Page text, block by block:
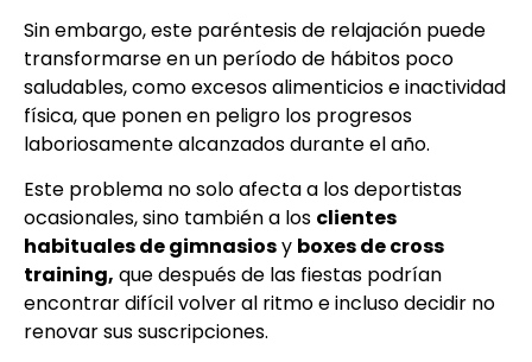
Sin embargo, este paréntesis de relajación puede
transformarse en un período de hábitos poco
saludables, como excesos alimenticios e inactividad
física, que ponen en peligro los progresos
laboriosamente alcanzados durante el año.
Este problema no solo afecta a los deportistas
ocasionales, sino también a los clientes
habituales de gimnasiosy boxes de cross
training, que después de las fiestas podrían
encontrar difícil volver al ritmo e incluso decidir no
renovar sus suscripciones.